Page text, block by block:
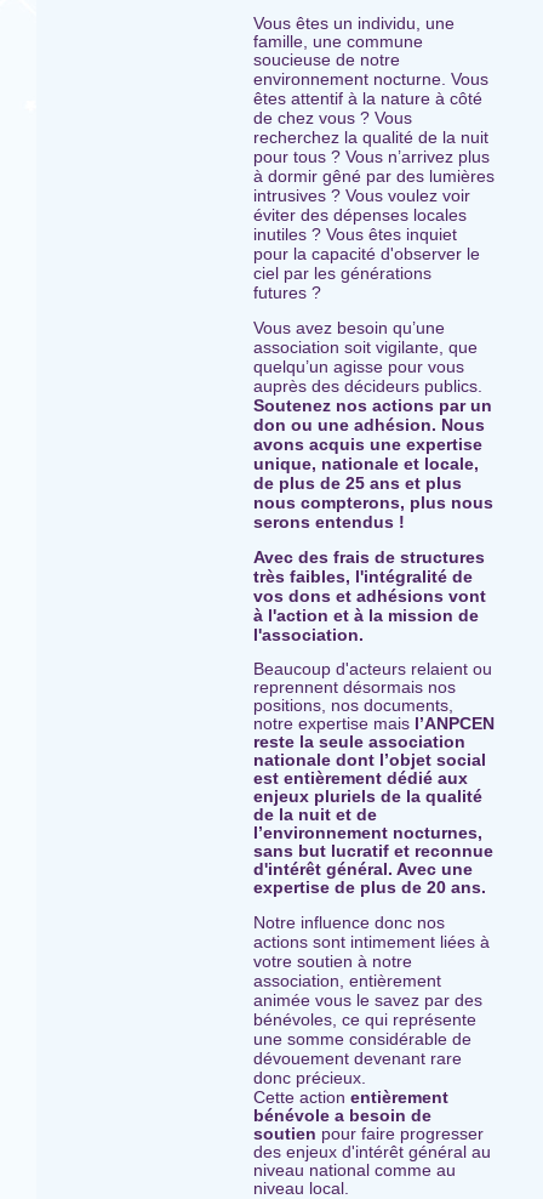
Vous êtes un individu, une
famille, une commune
soucieuse de notre
environnement nocturne. Vous
êtes attentif à la nature à côté
de chez vous ? Vous
recherchez la qualité de la nuit
pour tous ? Vous n’arrivez plus
à dormir gêné par des lumières
intrusives ? Vous voulez voir
éviter des dépenses locales
inutiles ? Vous êtes inquiet
pour la capacité d'observer le
ciel par les générations
futures ?
Vous avez besoin qu’une
association soit vigilante, que
quelqu’un agisse pour vous
auprès des décideurs publics.
Soutenez nos actions par un
don ou une adhésion. Nous
avons acquis une expertise
unique, nationale et locale,
de plus de 25 ans et plus
nous compterons, plus nous
serons entendus !
Avec des frais de structures
très faibles, l'intégralité de
vos dons et adhésions vont
à l'action et à la mission de
l'association.
Beaucoup d'acteurs relaient ou
reprennent désormais nos
positions, nos documents,
notre expertise mais l’ANPCEN
reste la seule association
nationale dont l’objet social
est entièrement dédié aux
enjeux pluriels de la qualité
de la nuit et de
l’environnement nocturnes,
sans but lucratif et reconnue
d'intérêt général. Avec une
expertise de plus de 20 ans.
Notre influence donc nos
actions sont intimement liées à
votre soutien à notre
association, entièrement
animée vous le savez par des
bénévoles, ce qui représente
une somme considérable de
dévouement devenant rare
donc précieux.
Cette action entièrement
bénévole a besoin de
soutien pour faire progresser
des enjeux d'intérêt général au
niveau national comme au
niveau local.